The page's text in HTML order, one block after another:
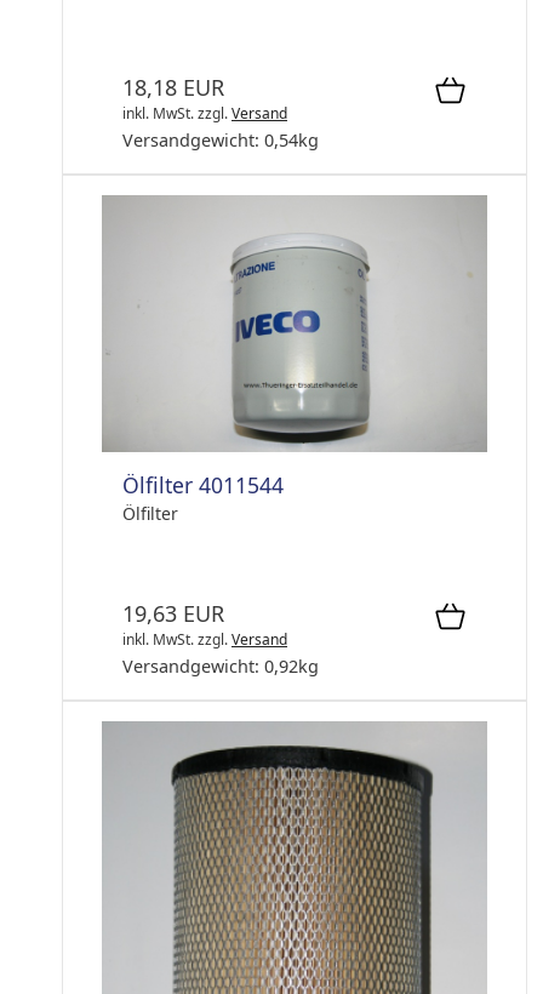
18,18 EUR
inkl. MwSt.zzgl.Versand
Versandgewicht: 0,54kg
Ölfilter 4011544
Ölfilter
19,63 EUR
inkl. MwSt.zzgl.Versand
Versandgewicht: 0,92kg